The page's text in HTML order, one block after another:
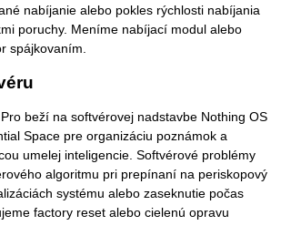
nabíjanie alebo pokles rýchlosti nabíjania
poruchy. Meníme nabíjací modul alebo
spájkovaním.
beží na softvérovej nadstavbe Nothing OS
Space pre organizáciu poznámok a
umelej inteligencie. Softvérové problémy
algoritmu pri prepínaní na periskopový
systému alebo zaseknutie počas
factory reset alebo cielenú opravu